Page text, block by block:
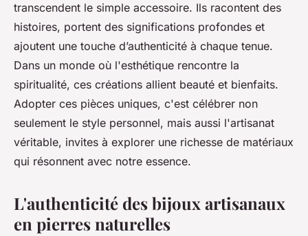
transcendent le simple accessoire. Ils racontent des
histoires, portent des significations profondes et
ajoutent une touche d’authenticité à chaque tenue.
Dans un monde où l'esthétique rencontre la
spiritualité, ces créations allient beauté et bienfaits.
Adopter ces pièces uniques, c'est célébrer non
seulement le style personnel, mais aussi l'artisanat
véritable, invites à explorer une richesse de matériaux
qui résonnent avec notre essence.
L'authenticité des bijoux artisanaux
en pierres naturelles